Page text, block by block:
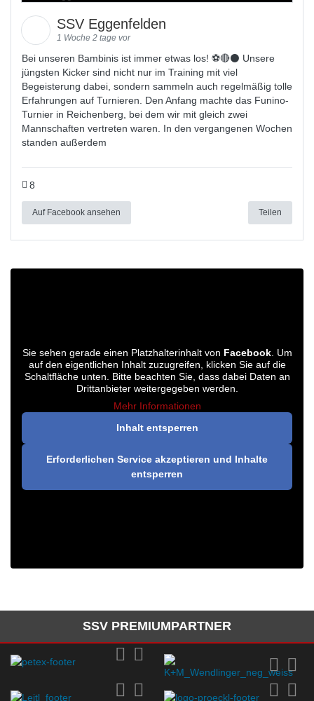
SSV Eggenfelden
1 Woche 2 tage vor
Bei unseren Bambinis ist immer etwas los! ⚽️🔴⚫ Unsere
jüngsten Kicker sind nicht nur im Training mit viel
Begeisterung dabei, sondern sammeln auch regelmäßig tolle
Erfahrungen auf Turnieren. Den Anfang machte das Funino-
Turnier in Reichenberg, bei dem wir mit gleich zwei
Mannschaften vertreten waren. In den vergangenen Wochen
standen außerdem
8
Auf Facebook ansehen Teilen
Sie sehen gerade einen Platzhalterinhalt von Facebook. Um
auf den eigentlichen Inhalt zuzugreifen, klicken Sie auf die
Schaltfläche unten. Bitte beachten Sie, dass dabei Daten an
Drittanbieter weitergegeben werden.
Mehr Informationen
Inhalt entsperren
Erforderlichen Service akzeptieren und Inhalte
entsperren
SSV PREMIUMPARTNER